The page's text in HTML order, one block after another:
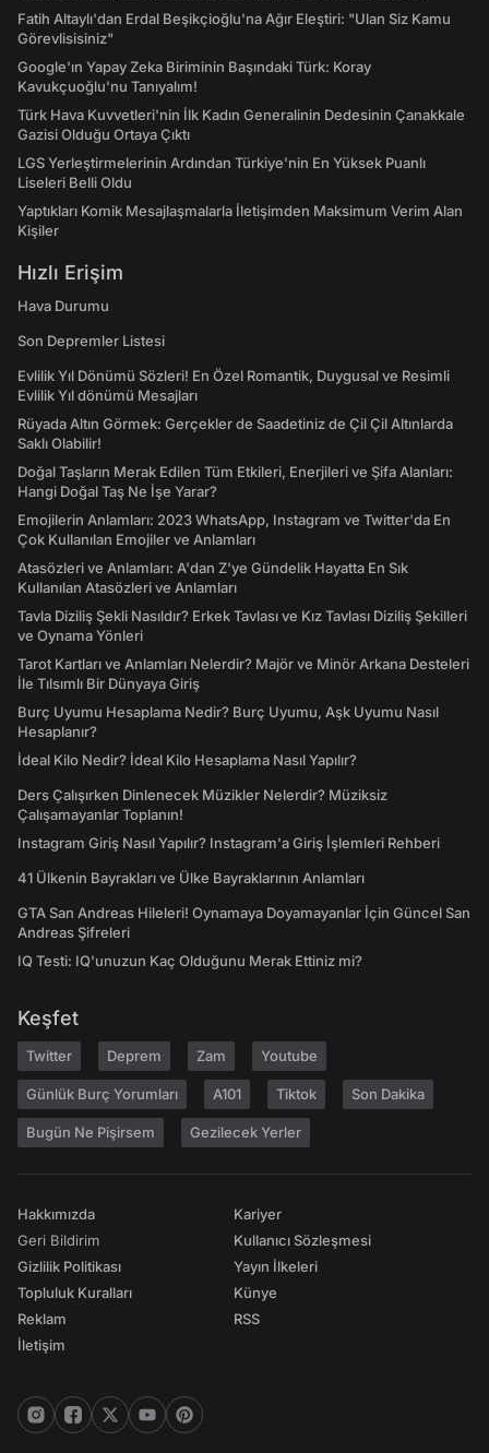
Fatih Altaylı'dan Erdal Beşikçioğlu'na Ağır Eleştiri: "Ulan Siz Kamu
Görevlisisiniz"
Google'ın Yapay Zeka Biriminin Başındaki Türk: Koray
Kavukçuoğlu'nu Tanıyalım!
Türk Hava Kuvvetleri'nin İlk Kadın Generalinin Dedesinin Çanakkale
Gazisi Olduğu Ortaya Çıktı
LGS Yerleştirmelerinin Ardından Türkiye'nin En Yüksek Puanlı
Liseleri Belli Oldu
Yaptıkları Komik Mesajlaşmalarla İletişimden Maksimum Verim Alan
Kişiler
Hızlı Erişim
Hava Durumu
Son Depremler Listesi
Evlilik Yıl Dönümü Sözleri! En Özel Romantik, Duygusal ve Resimli
Evlilik Yıl dönümü Mesajları
Rüyada Altın Görmek: Gerçekler de Saadetiniz de Çil Çil Altınlarda
Saklı Olabilir!
Doğal Taşların Merak Edilen Tüm Etkileri, Enerjileri ve Şifa Alanları:
Hangi Doğal Taş Ne İşe Yarar?
Emojilerin Anlamları: 2023 WhatsApp, Instagram ve Twitter'da En
Çok Kullanılan Emojiler ve Anlamları
Atasözleri ve Anlamları: A'dan Z'ye Gündelik Hayatta En Sık
Kullanılan Atasözleri ve Anlamları
Tavla Diziliş Şekli Nasıldır? Erkek Tavlası ve Kız Tavlası Diziliş Şekilleri
ve Oynama Yönleri
Tarot Kartları ve Anlamları Nelerdir? Majör ve Minör Arkana Desteleri
İle Tılsımlı Bir Dünyaya Giriş
Burç Uyumu Hesaplama Nedir? Burç Uyumu, Aşk Uyumu Nasıl
Hesaplanır?
İdeal Kilo Nedir? İdeal Kilo Hesaplama Nasıl Yapılır?
Ders Çalışırken Dinlenecek Müzikler Nelerdir? Müziksiz
Çalışamayanlar Toplanın!
Instagram Giriş Nasıl Yapılır? Instagram'a Giriş İşlemleri Rehberi
41 Ülkenin Bayrakları ve Ülke Bayraklarının Anlamları
GTA San Andreas Hileleri! Oynamaya Doyamayanlar İçin Güncel San
Andreas Şifreleri
IQ Testi: IQ'unuzun Kaç Olduğunu Merak Ettiniz mi?
Keşfet
Twitter Deprem Zam Youtube
Günlük Burç Yorumları A101 Tiktok Son Dakika
Bugün Ne Pişirsem Gezilecek Yerler
Hakkımızda
Geri Bildirim
Gizlilik Politikası
Topluluk Kuralları
Reklam
İletişim
Kariyer
Kullanıcı Sözleşmesi
Yayın İlkeleri
Künye
RSS